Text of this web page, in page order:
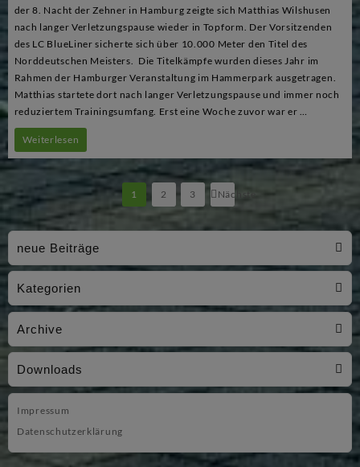
neue Beiträge
Kategorien
Archive
Downloads
Impressum
Datenschutzerklärung
der 8. Nacht der Zehner in Hamburg zeigte sich Matthias Wilshusen
nach langer Verletzungspause wieder in Topform. Der Vorsitzenden
des LC BlueLiner sicherte sich über 10.000 Meter den Titel des
Norddeutschen Meisters. Die Titelkämpfe wurden dieses Jahr im
Rahmen der Hamburger Veranstaltung im Hammerpark ausgetragen.
Matthias startete dort nach langer Verletzungspause und immer noch
reduziertem Trainingsumfang. Erst eine Woche zuvor war er …
Matthias
Wilshusen
gewinnt
den
Norddeutschen
Meistertitel
Weiterlesen
Seitennummerierung
der
Beiträge
1 2 3 Nächste